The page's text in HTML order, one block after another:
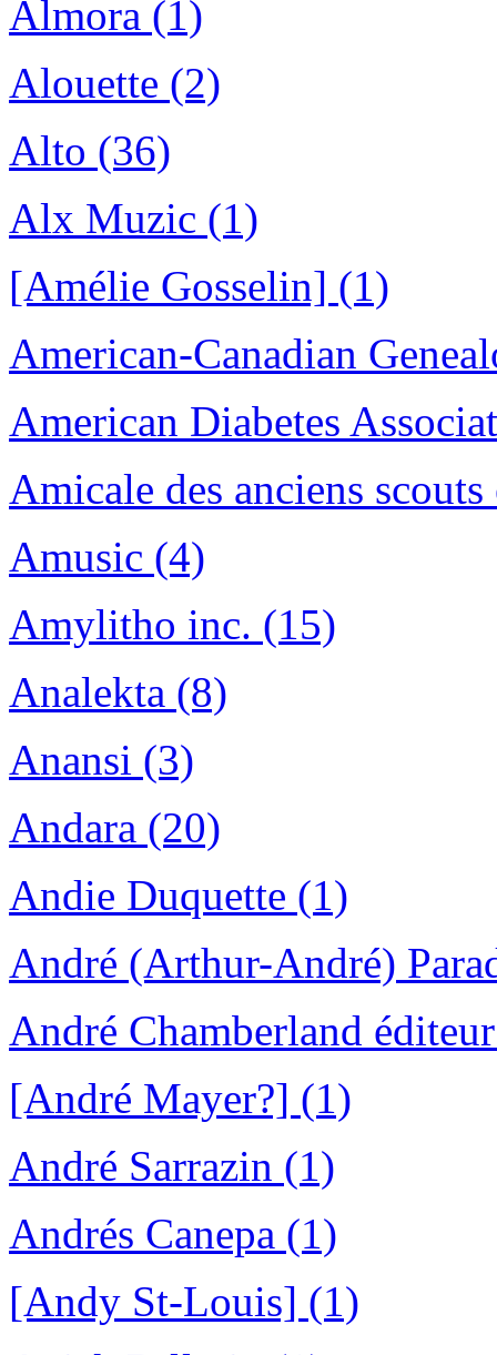
Almora (1)
Alouette (2)
Alto (36)
Alx Muzic (1)
[Amélie Gosselin] (1)
American-Canadian
American Diabetes
Amicale des anciens
Amusic (4)
Amylitho inc. (15)
Analekta (8)
Anansi (3)
Andara (20)
Andie Duquette (1)
André (Arthur-André)
André Chamberland
[André Mayer?] (1)
André Sarrazin (1)
Andrés Canepa (1)
[Andy St-Louis] (1)